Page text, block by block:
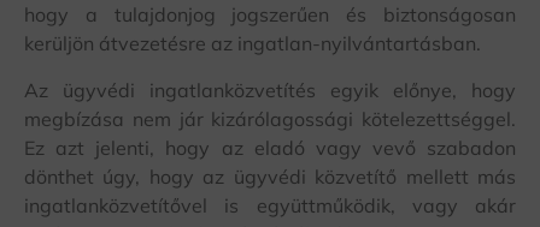
hogy a tulajdonjog jogszerűen és biztonságosan
kerüljön átvezetésre az ingatlan-nyilvántartásban.
Az ügyvédi ingatlanközvetítés egyik előnye, hogy
megbízása nem jár kizárólagossági kötelezettséggel.
Ez azt jelenti, hogy az eladó vagy vevő szabadon
dönthet úgy, hogy az ügyvédi közvetítő mellett más
ingatlanközvetítővel is együttműködik, vagy akár